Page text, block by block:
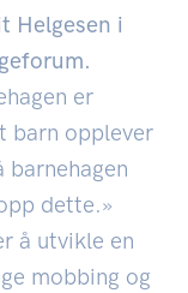
Helgesen i
er
barn opplever
dette.»
å utvikle en
mobbing og